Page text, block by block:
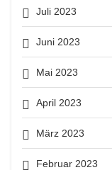
Juli 2023
Juni 2023
Mai 2023
April 2023
März 2023
Februar 2023